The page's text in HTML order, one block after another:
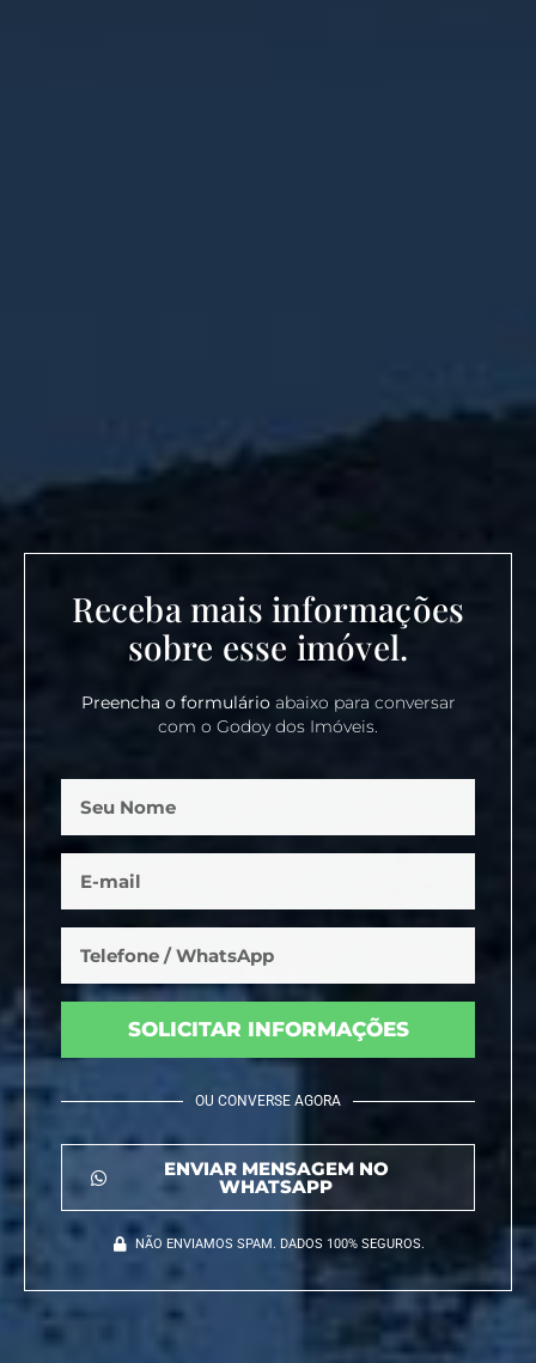
Receba mais informações
sobre esse imóvel.
Preencha o formulárioabaixo para conversar
com o Godoy dos Imóveis.
SOLICITAR INFORMAÇÕES
OU CONVERSE AGORA
ENVIAR MENSAGEM NO
WHATSAPP
NÃO ENVIAMOS SPAM. DADOS 100% SEGUROS.